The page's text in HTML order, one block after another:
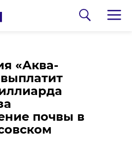
«Аква-
почвы в
раскрыла
в
за
смену
с